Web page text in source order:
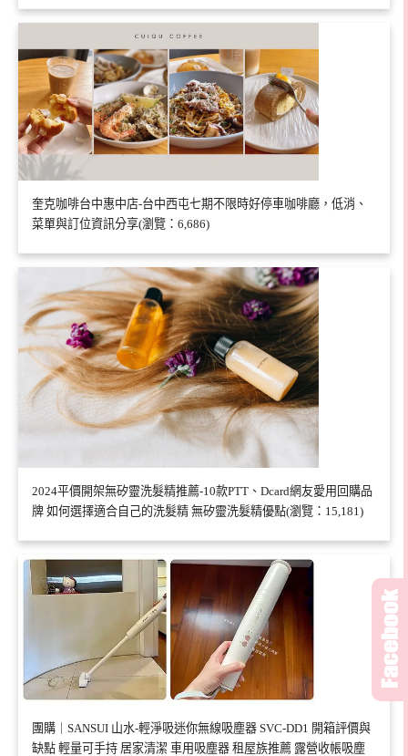
奎克咖啡台中惠中店-台中西屯七期不限時好停車咖啡廳，低消、
菜單與訂位資訊分享(瀏覽：6,686)
2024平價開架無矽靈洗髮精推薦-10款PTT、Dcard網友愛用回購品
牌 如何選擇適合自己的洗髮精 無矽靈洗髮精優點(瀏覽：15,181)
團購｜SANSUI 山水-輕淨吸迷你無線吸塵器 SVC-DD1 開箱評價與
缺點 輕量可手持 居家清潔 車用吸塵器 租屋族推薦 露營收帳吸塵